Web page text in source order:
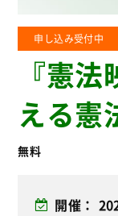
申し込み受付中
『憲
える憲
無料
開催